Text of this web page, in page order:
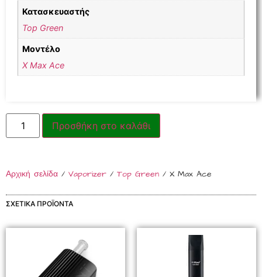
Κατασκευαστής
Top Green
Μοντέλο
X Max Ace
Προσθήκη στο καλάθι
Αρχική σελίδα / Vaporizer / Top Green / X Max Ace
ΣΧΕΤΙΚΆ ΠΡΟΪΌΝΤΑ